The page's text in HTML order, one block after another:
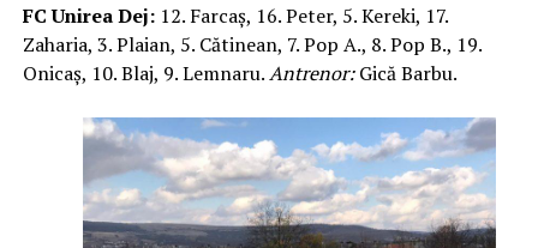
FC Unirea Dej:12. Farcaș, 16. Peter, 5. Kereki, 17.
Zaharia, 3. Plaian, 5. Cătinean, 7. Pop A., 8. Pop B., 19.
Onicaș, 10. Blaj, 9. Lemnaru.Antrenor:Gică Barbu.